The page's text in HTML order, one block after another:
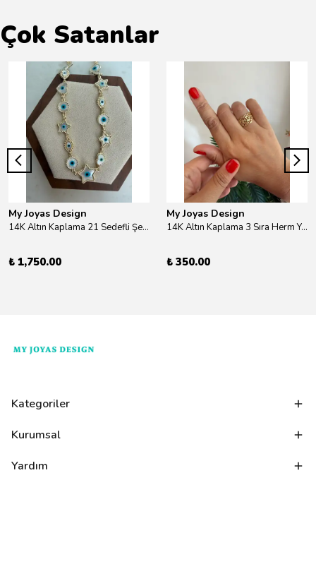
Çok Satanlar
My Joyas Design
14K Altın Kaplama 21 Sedefli Şekiller Kolye 46cm
₺ 1,750.00
My Joyas Design
14K Altın Kaplama 3 Sıra Herm Yüzük Gold
₺ 350.00
Kategoriler
Kurumsal
Yardım